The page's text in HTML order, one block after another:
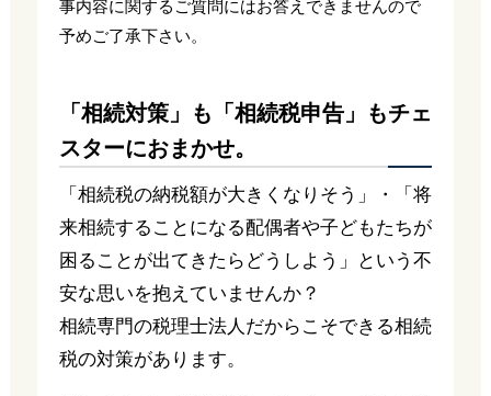
事内容に関するご質問にはお答えできませんので
予めご了承下さい。
「相続対策」も「相続税申告」もチェ
スターにおまかせ。
「相続税の納税額が大きくなりそう」・「将
来相続することになる配偶者や子どもたちが
困ることが出てきたらどうしよう」という不
安な思いを抱えていませんか？
相続専門の税理士法人だからこそできる相続
税の対策があります。